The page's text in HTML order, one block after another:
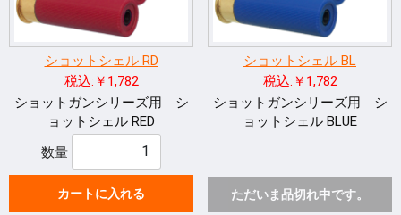
ショットシェル RD
税込:￥1,782
ショットガンシリーズ用 シ
ョットシェル RED
数量
カートに入れる
ショットシェル BL
税込:￥1,782
ショットガンシリーズ用 シ
ョットシェル BLUE
ただいま品切れ中です。